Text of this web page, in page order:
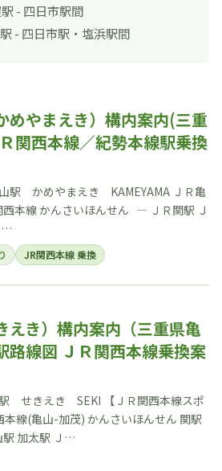
- 四日市駅間
- 四日市駅・塩浜駅間
めやまえき）構内案内(三重
関西本線／紀勢本線駅乗換
駅 かめやまえき KAMEYAMA ＪＲ亀
西本線 かんさいほんせん ― ＪＲ関駅 Ｊ
…
JR関西本線 乗換
えき）構内案内（三重県亀
路線図 ＪＲ関西本線乗換案
駅 せきえき SEKI 【ＪＲ関西本線スポ
本線(亀山-加茂) かんさいほんせん 関駅
駅 加太駅 Ｊ…